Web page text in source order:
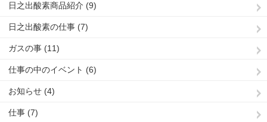
日之出酸素商品紹介 (9)
日之出酸素の仕事 (7)
ガスの事 (11)
仕事の中のイベント (6)
お知らせ (4)
仕事 (7)